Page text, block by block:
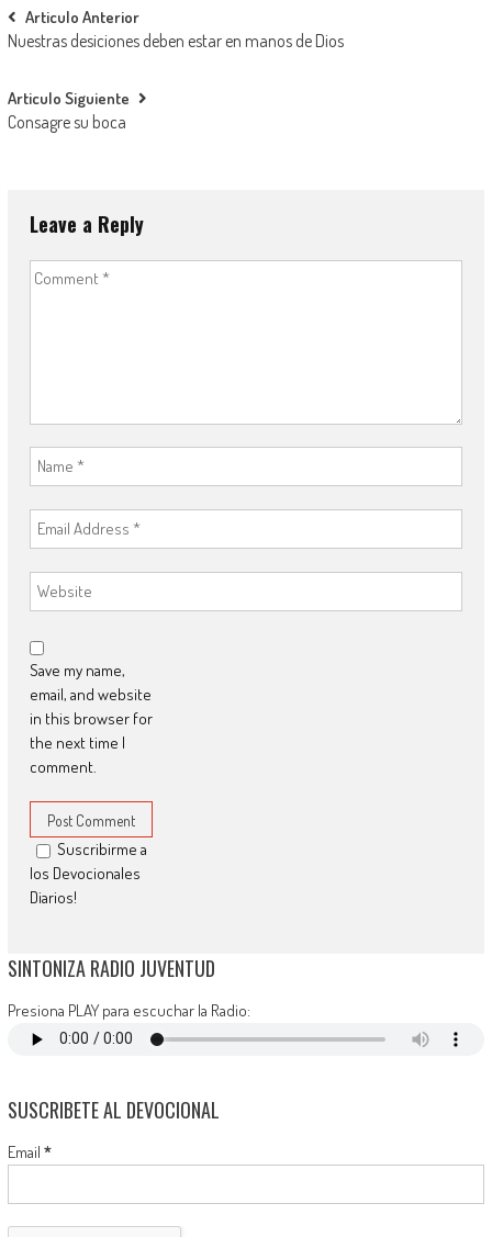
Post navigation
Articulo Anterior
Nuestras desiciones deben estar en manos de Dios
Articulo Siguiente
Consagre su boca
Leave a Reply
Save my name,
email, and website
in this browser for
the next time I
comment.
Suscribirme a
los Devocionales
Diarios!
SINTONIZA RADIO JUVENTUD
Presiona PLAY para escuchar la Radio:
SUSCRIBETE AL DEVOCIONAL
Email *